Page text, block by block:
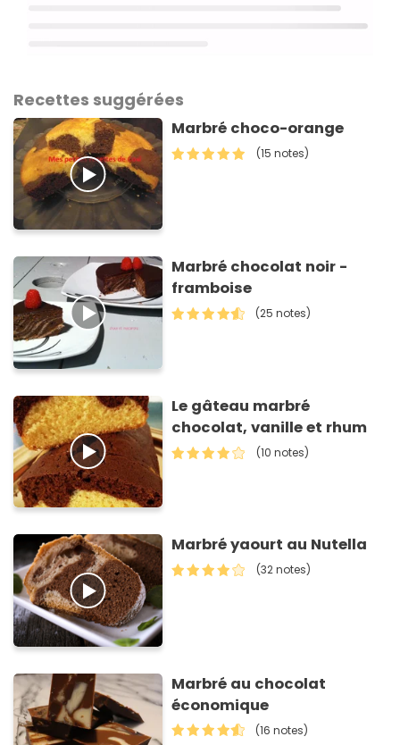
Recettes suggérées
Marbré choco-orange
(15 notes)
Marbré chocolat noir -
framboise
(25 notes)
Le gâteau marbré
chocolat, vanille et rhum
(10 notes)
Marbré yaourt au Nutella
(32 notes)
Marbré au chocolat
économique
(16 notes)